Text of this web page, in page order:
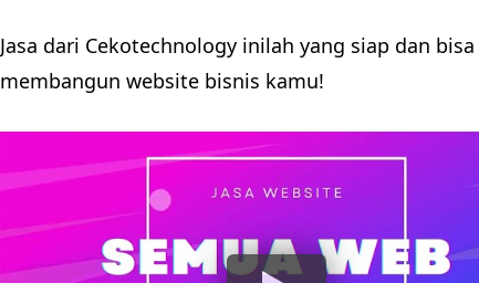
Jasa dari Cekotechnology inilah yang siap dan
membangun website bisnis kamu!